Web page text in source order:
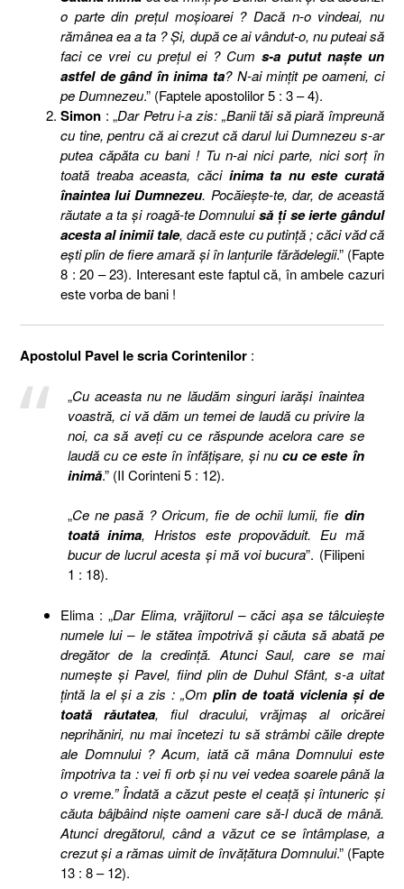
o parte din preţul moşioarei ? Dacă n-o vindeai, nu
rămânea ea a ta ? Şi, după ce ai vândut-o, nu puteai să
faci ce vrei cu preţul ei ? Cums-a putut naşte un
astfel de gând în inima ta? N-ai minţit pe oameni, ci
pe Dumnezeu.” (Faptele apostolilor 5 : 3 – 4).
Simon : „Dar Petru i-a zis: „Banii tăi să piară împreună
cu tine, pentru că ai crezut că darul lui Dumnezeu s-ar
putea căpăta cu bani ! Tu n-ai nici parte, nici sorţ în
toată treaba aceasta, căci inima ta nu este curată
înaintea lui Dumnezeu. Pocăieşte-te, dar, de această
răutate a ta şi roagă-te Domnuluisă ţi se ierte gândul
acesta al inimii tale, dacă este cu putinţă ; căci văd că
eşti plin de fiere amară şi în lanţurile fărădelegii.” (Fapte
8 : 20 – 23). Interesant este faptul că, în ambele cazuri
este vorba de bani !
Apostolul Pavel le scria Corintenilor :
„Cu aceasta nu ne lăudăm singuri iarăşi înaintea
voastră, ci vă dăm un temei de laudă cu privire la
noi, ca să aveţi cu ce răspunde acelora care se
laudă cu ce este în înfăţişare, şi nucu ce este în
inimă.” (II Corinteni 5 : 12).
„Ce ne pasă ? Oricum, fie de ochii lumii, fie din
toată inima, Hristos este propovăduit. Eu mă
bucur de lucrul acesta şi mă voi bucura”. (Filipeni
1 : 18).
Elima : „Dar Elima, vrăjitorul – căci aşa se tâlcuieşte
numele lui – le stătea împotrivă şi căuta să abată pe
dregător de la credinţă. Atunci Saul, care se mai
numeşte şi Pavel, fiind plin de Duhul Sfânt, s-a uitat
ţintă la el şi a zis : „Om plin de toată viclenia şi de
toată răutatea, fiul dracului, vrăjmaş al oricărei
neprihăniri, nu mai încetezi tu să strâmbi căile drepte
ale Domnului ? Acum, iată că mâna Domnului este
împotriva ta : vei fi orb şi nu vei vedea soarele până la
o vreme.” Îndată a căzut peste el ceaţă şi întuneric şi
căuta bâjbâind nişte oameni care să-l ducă de mână.
Atunci dregătorul, când a văzut ce se întâmplase, a
crezut şi a rămas uimit de învăţătura Domnului.” (Fapte
13 : 8 – 12).